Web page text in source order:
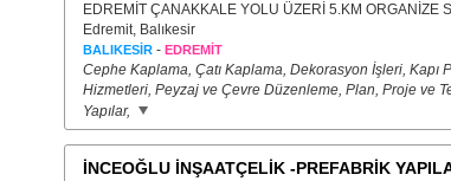
EDREMİT ÇANAKKALE YOLU ÜZERİ 5.KM ORGANİZE
Edremit, Balıkesir
BALIKESİR- EDREMİT
Cephe Kaplama, Çatı Kaplama, Dekorasyon İşleri, Kapı
Hizmetleri, Peyzaj ve Çevre Düzenleme, Plan, Proje ve
Yapılar,
İNCEOĞLU İNŞAATÇELİK -PREFABRİK